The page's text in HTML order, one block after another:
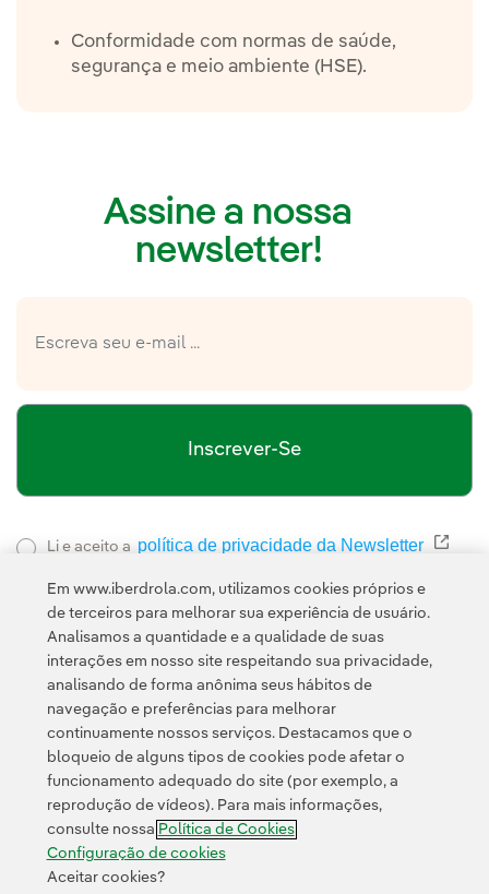
Conformidade com normas de saúde,
segurança e meio ambiente (HSE).
Assine a nossa
newsletter!
Inscrever-Se
Li e aceito a política de privacidade da Newsletter Link
Privacidade
Termos de Serviço do Google
Contato Clientes Política de Privacidade Informação legal
Política de cookies Configuração de cookies
Canal de denúncias
Em www.iberdrola.com, utilizamos cookies próprios e
de terceiros para melhorar sua experiência de usuário.
Analisamos a quantidade e a qualidade de suas
interações em nosso site respeitando sua privacidade,
analisando de forma anônima seus hábitos de
navegação e preferências para melhorar
continuamente nossos serviços. Destacamos que o
bloqueio de alguns tipos de cookies pode afetar o
funcionamento adequado do site (por exemplo, a
reprodução de vídeos). Para mais informações,
consulte nossa Política de Cookies
Configuração de cookies
Aceitar cookies?